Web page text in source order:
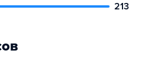
213